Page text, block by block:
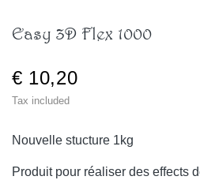
Easy 3D Flex 1000
€ 10,20
Tax included
Nouvelle stucture 1kg
Produit pour réaliser des effects